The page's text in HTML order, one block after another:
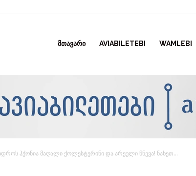
ᲛᲗᲐᲕᲐᲠᲘ AVIABILETEBI WAMLEBI
ჰქონია მაღალი ქოლესტერინი და არეული წნევა! ნახეთ...